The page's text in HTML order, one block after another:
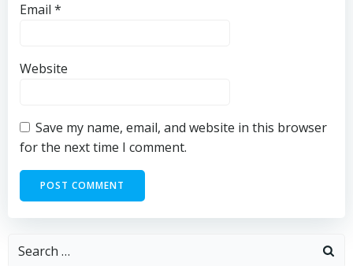
Email *
Website
Save my name, email, and website in this browser
for the next time I comment.
Search